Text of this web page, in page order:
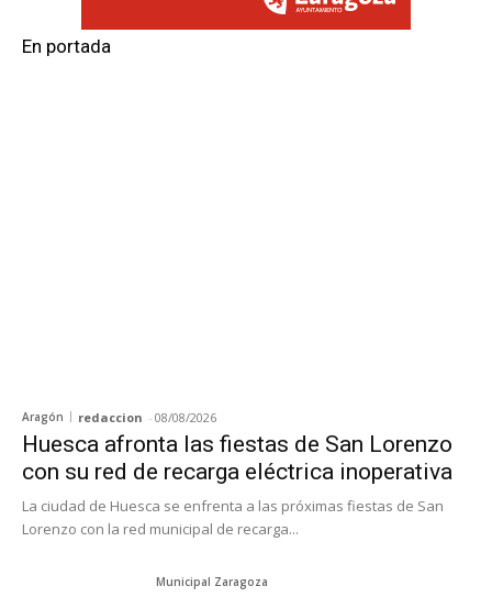
En portada
Aragón redaccion - 08/08/2026
Huesca afronta las fiestas de San Lorenzo
con su red de recarga eléctrica inoperativa
La ciudad de Huesca se enfrenta a las próximas fiestas de San
Lorenzo con la red municipal de recarga...
Municipal Zaragoza